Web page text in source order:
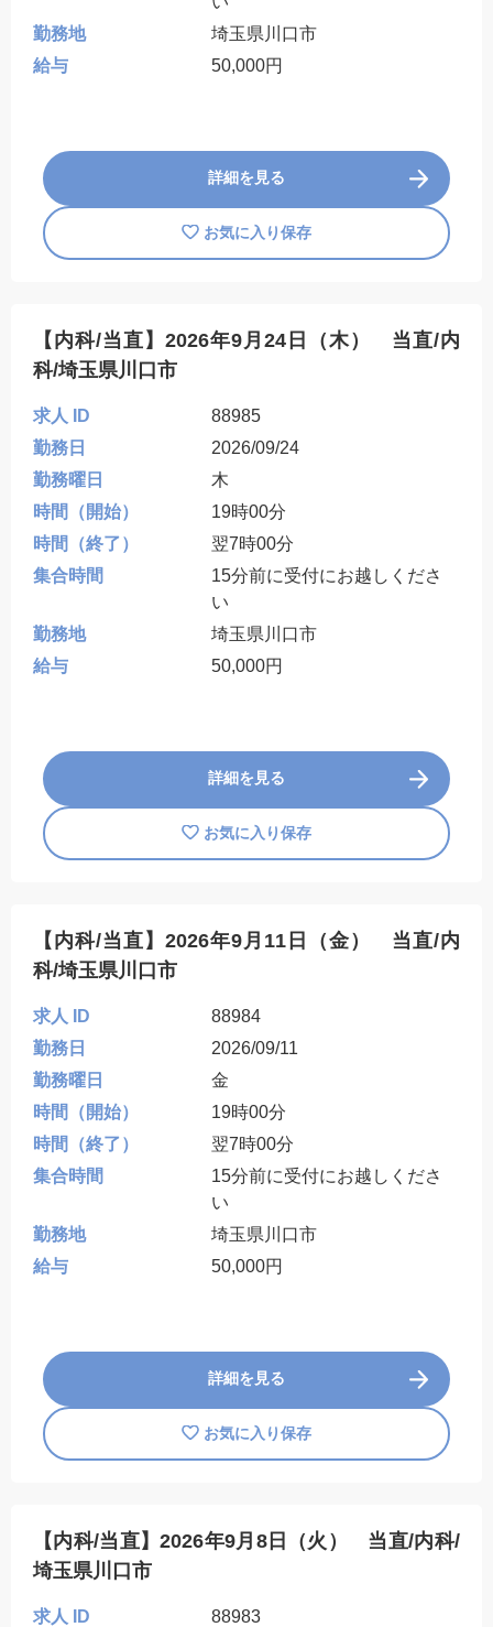
勤務地
埼玉県川口市
給与
50,000円
詳細を見る
お気に入り保存
【内科/当直】2026年9月24日（木） 当直/内
科/埼玉県川口市
求人 ID
88985
勤務日
2026/09/24
勤務曜日
木
時間（開始）
19時00分
時間（終了）
翌7時00分
集合時間
15分前に受付にお越しくださ
い
勤務地
埼玉県川口市
給与
50,000円
詳細を見る
お気に入り保存
【内科/当直】2026年9月11日（金） 当直/内
科/埼玉県川口市
求人 ID
88984
勤務日
2026/09/11
勤務曜日
金
時間（開始）
19時00分
時間（終了）
翌7時00分
集合時間
15分前に受付にお越しくださ
い
勤務地
埼玉県川口市
給与
50,000円
詳細を見る
お気に入り保存
【内科/当直】2026年9月8日（火） 当直/内科/
埼玉県川口市
求人 ID
88983